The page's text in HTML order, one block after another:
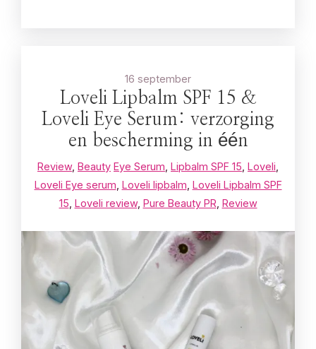
16 september
Loveli Lipbalm SPF 15 &
Loveli Eye Serum: verzorging
en bescherming in één
Review, Beauty Eye Serum Lipbalm SPF 15 Loveli
Loveli Eye serum Loveli lipbalm Loveli Lipbalm SPF
15 Loveli review, Pure Beauty PR Review